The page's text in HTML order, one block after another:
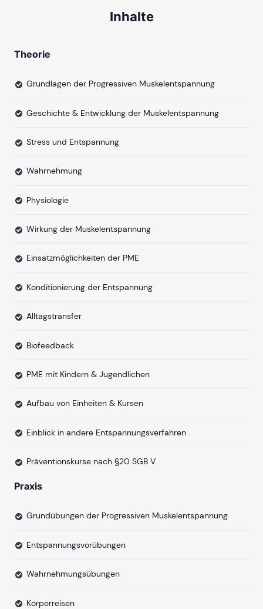
Inhalte
Theorie
Grundlagen der Progressiven Muskelentspannung
Geschichte & Entwicklung der Muskelentspannung
Stress und Entspannung
Wahrnehmung
Physiologie
Wirkung der Muskelentspannung
Einsatzmöglichkeiten der PME
Konditionierung der Entspannung
Alltagstransfer
Biofeedback
PME mit Kindern & Jugendlichen
Aufbau von Einheiten & Kursen
Einblick in andere Entspannungsverfahren
Präventionskurse nach §20 SGB V
Praxis
Grundübungen der Progressiven Muskelentspannung
Entspannungsvorübungen
Wahrnehmungsübungen
Körperreisen